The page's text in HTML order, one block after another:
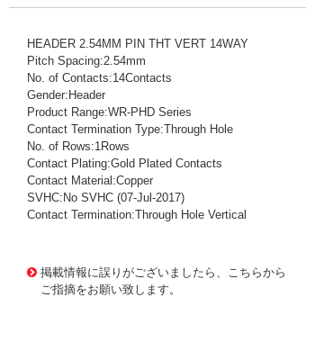
HEADER 2.54MM PIN THT VERT 14WAY
Pitch Spacing:2.54mm
No. of Contacts:14Contacts
Gender:Header
Product Range:WR-PHD Series
Contact Termination Type:Through Hole
No. of Rows:1Rows
Contact Plating:Gold Plated Contacts
Contact Material:Copper
SVHC:No SVHC (07-Jul-2017)
Contact Termination:Through Hole Vertical
掲載情報に誤りがございましたら、こちらから
ご指摘をお願い致します。